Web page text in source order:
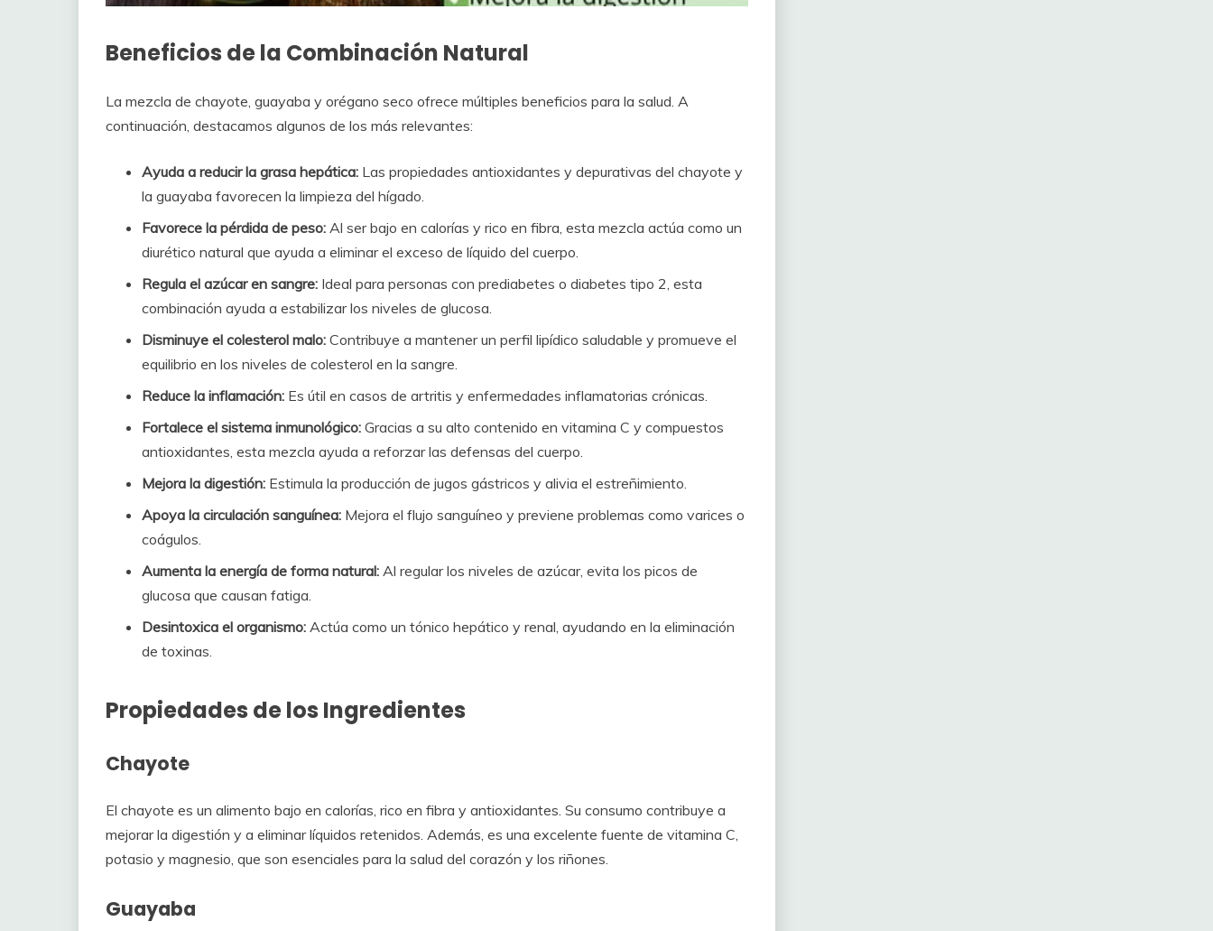
Beneficios de la Combinación Natural
La mezcla de chayote, guayaba y orégano seco ofrece múltiples beneficios para la salud. A
continuación, destacamos algunos de los más relevantes:
Ayuda a reducir la grasa hepática: Las propiedades antioxidantes y depurativas del chayote y
la guayaba favorecen la limpieza del hígado.
Favorece la pérdida de peso: Al ser bajo en calorías y rico en fibra, esta mezcla actúa como un
diurético natural que ayuda a eliminar el exceso de líquido del cuerpo.
Regula el azúcar en sangre: Ideal para personas con prediabetes o diabetes tipo 2, esta
combinación ayuda a estabilizar los niveles de glucosa.
Disminuye el colesterol malo: Contribuye a mantener un perfil lipídico saludable y promueve el
equilibrio en los niveles de colesterol en la sangre.
Reduce la inflamación: Es útil en casos de artritis y enfermedades inflamatorias crónicas.
Fortalece el sistema inmunológico: Gracias a su alto contenido en vitamina C y compuestos
antioxidantes, esta mezcla ayuda a reforzar las defensas del cuerpo.
Mejora la digestión: Estimula la producción de jugos gástricos y alivia el estreñimiento.
Apoya la circulación sanguínea: Mejora el flujo sanguíneo y previene problemas como varices o
coágulos.
Aumenta la energía de forma natural: Al regular los niveles de azúcar, evita los picos de
glucosa que causan fatiga.
Desintoxica el organismo: Actúa como un tónico hepático y renal, ayudando en la eliminación
de toxinas.
Propiedades de los Ingredientes
Chayote
El chayote es un alimento bajo en calorías, rico en fibra y antioxidantes. Su consumo contribuye a
mejorar la digestión y a eliminar líquidos retenidos. Además, es una excelente fuente de vitamina C,
potasio y magnesio, que son esenciales para la salud del corazón y los riñones.
Guayaba